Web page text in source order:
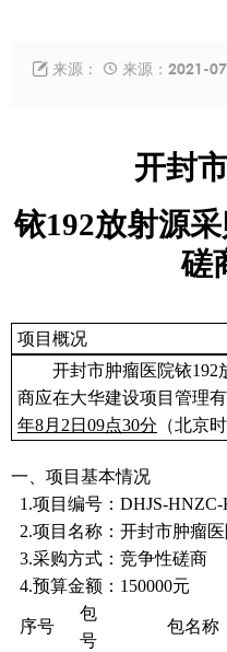
 来源：  来源：2021-
开封
铱192放射源
磋
项目概况
开封市肿瘤医院铱192
商应在大华建设项目管理
年8月2日09点30分 （北京
一、项目基本情况
1.项目编号： DHJS-HNZC-
2.项目名称：开封市肿瘤
3.采购方式：竞争性磋商
4.预算金额：150000元
序号
包
号
包名称